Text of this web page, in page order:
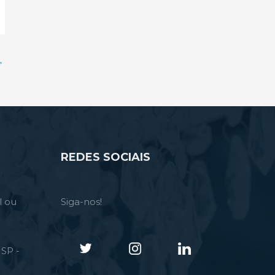
ou
-
REDES SOCIAIS
Siga-nos!